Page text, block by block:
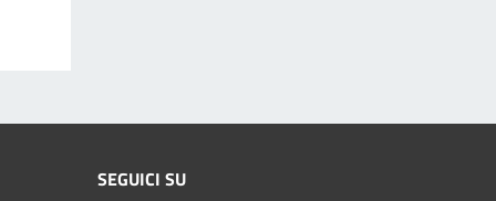
SEGUICI SU